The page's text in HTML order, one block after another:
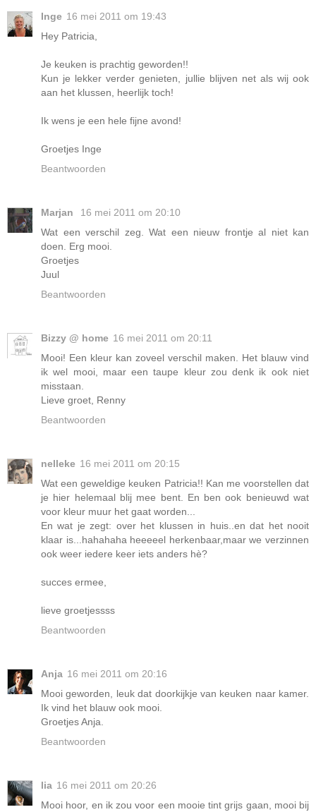
Inge 16 mei 2011 om 19:43
Hey Patricia,
Je keuken is prachtig geworden!!
Kun je lekker verder genieten, jullie blijven net als wij ook
aan het klussen, heerlijk toch!
Ik wens je een hele fijne avond!
Groetjes Inge
Beantwoorden
Marjan
16 mei 2011 om 20:10
Wat een verschil zeg. Wat een nieuw frontje al niet kan
doen. Erg mooi.
Groetjes
Juul
Beantwoorden
Bizzy @ home 16 mei 2011 om 20:11
Mooi! Een kleur kan zoveel verschil maken. Het blauw vind
ik wel mooi, maar een taupe kleur zou denk ik ook niet
misstaan.
Lieve groet, Renny
Beantwoorden
nelleke 16 mei 2011 om 20:15
Wat een geweldige keuken Patricia!! Kan me voorstellen dat
je hier helemaal blij mee bent. En ben ook benieuwd wat
voor kleur muur het gaat worden...
En wat je zegt: over het klussen in huis..en dat het nooit
klaar is...hahahaha heeeeel herkenbaar,maar we verzinnen
ook weer iedere keer iets anders hè?
succes ermee,
lieve groetjessss
Beantwoorden
Anja 16 mei 2011 om 20:16
Mooi geworden, leuk dat doorkijkje van keuken naar kamer.
Ik vind het blauw ook mooi.
Groetjes Anja.
Beantwoorden
lia 16 mei 2011 om 20:26
Mooi hoor, en ik zou voor een mooie tint grijs gaan, mooi bij